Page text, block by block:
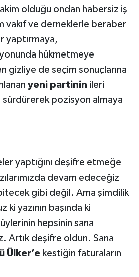
olduğu ondan habersiz iş
vakıf ve derneklerle beraber
yaptırmaya,
hükmetmeye
gizliye de seçim sonuçlarına
yeni partinin ileri
sürdürerek pozisyon almaya
yaptığını deşifre etmeğe
devam edeceğiz
gibi değil. Ama şimdilik
ki yazının başında ki
hepsinin sana
Artık deşifre oldun. Sana
Ülker’e kestiğin faturaların